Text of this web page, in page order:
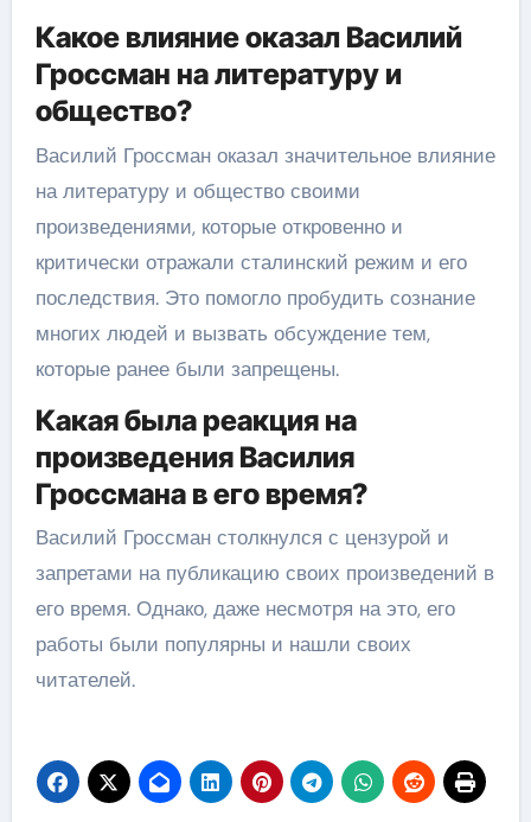
Какое влияние оказал Василий
Гроссман на литературу и
общество?
Василий Гроссман оказал значительное влияние
на литературу и общество своими
произведениями, которые откровенно и
критически отражали сталинский режим и его
последствия. Это помогло пробудить сознание
многих людей и вызвать обсуждение тем,
которые ранее были запрещены.
Какая была реакция на
произведения Василия
Гроссмана в его время?
Василий Гроссман столкнулся с цензурой и
запретами на публикацию своих произведений в
его время. Однако, даже несмотря на это, его
работы были популярны и нашли своих
читателей.